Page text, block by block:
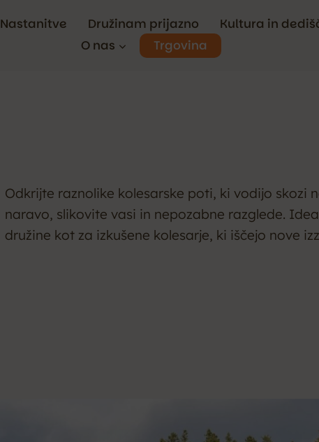
Nastanitve Družinam prijazno Kultura in
O nas
Trgovina
Odkrijte raznolike kolesarske poti, ki vodijo skozi
naravo, slikovite vasi in nepozabne razglede.
družine kot za izkušene kolesarje, ki iščejo nove